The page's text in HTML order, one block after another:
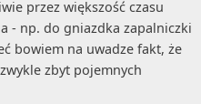
przez większość czasu
- np. do gniazdka zapalniczki
bowiem na uwadze fakt, że
zbyt pojemnych